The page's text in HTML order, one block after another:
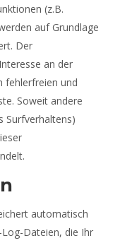
(z.B.
auf Grundlage
Der
an der
fehlerfreien und
Soweit andere
Surfverhaltens)
automatisch
Dateien, die Ihr